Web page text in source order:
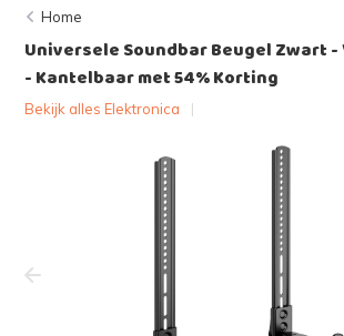
Home
Universele Soundbar Beugel Zwart -
- Kantelbaar met 54% Korting
Bekijk alles Elektronica